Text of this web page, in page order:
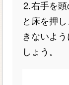
⒉右手を頭
と床を押
きないよ
しょう。